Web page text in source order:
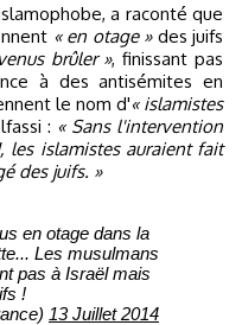
« en otage »des juifs
brûler », finissant pas
à des antisémites en
le nom d'« islamistes
: « Sans l'intervention
les islamistes auraient fait
des juifs. »
en otage dans la
Les musulmans
pas à Israël mais
!
13 Juillet 2014